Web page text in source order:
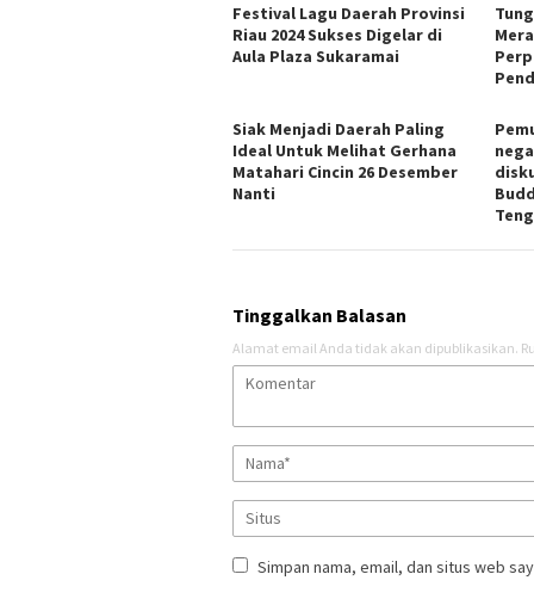
Festival Lagu Daerah Provinsi
Riau 2024 Sukses Digelar di
Aula Plaza Sukaramai
Siak Menjadi Daerah Paling
Ideal Untuk Melihat Gerhana
Matahari Cincin 26 Desember
Nanti
Tinggalkan Balasan
Alamat email Anda tidak akan dipublikasikan.
Simpan nama, email, dan situs web